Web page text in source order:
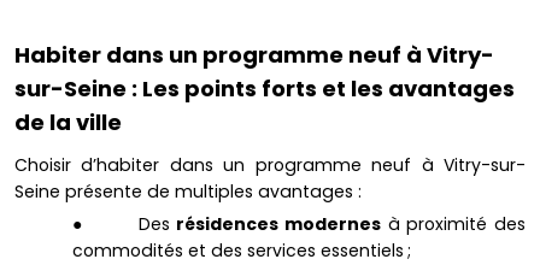
Habiter dans un programme neuf à Vitry-
sur-Seine : Les points forts et les avantages
de la ville
Choisir d’habiter dans un programme neuf à Vitry-sur-
Seine présente de multiples avantages :
● Des résidences modernes à proximité des
commodités et des services essentiels ;